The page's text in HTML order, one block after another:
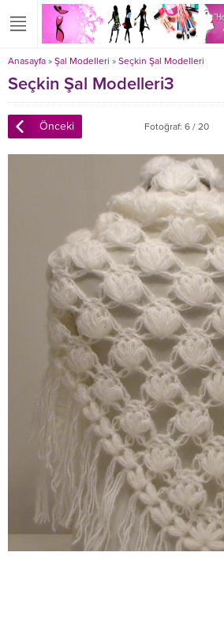
Anasayfa » Şal Modelleri » Seçkin Şal Modelleri
Seçkin Şal Modelleri3
Önceki Fotoğraf: 6 / 20